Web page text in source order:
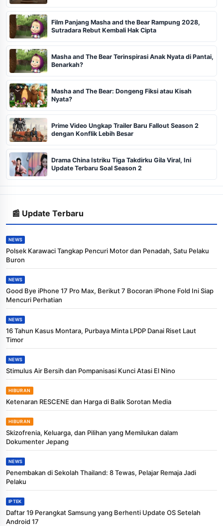
Film Panjang Masha and the Bear Rampung 2028,
Sutradara Rebut Kembali Hak Cipta
Masha and The Bear Terinspirasi Anak Nyata di Pantai,
Benarkah?
Masha and The Bear: Dongeng Fiksi atau Kisah
Nyata?
Prime Video Ungkap Trailer Baru Fallout Season 2
dengan Konflik Lebih Besar
Drama China Istriku Tiga Takdirku Gila Viral, Ini
Update Terbaru Soal Season 2
📰 Update Terbaru
NEWS
Polsek Karawaci Tangkap Pencuri Motor dan Penadah, Satu Pelaku
Buron
NEWS
Good Bye iPhone 17 Pro Max, Berikut 7 Bocoran iPhone Fold Ini Siap
Mencuri Perhatian
NEWS
16 Tahun Kasus Montara, Purbaya Minta LPDP Danai Riset Laut
Timor
NEWS
Stimulus Air Bersih dan Pompanisasi Kunci Atasi El Nino
HIBURAN
Ketenaran RESCENE dan Harga di Balik Sorotan Media
HIBURAN
Skizofrenia, Keluarga, dan Pilihan yang Memilukan dalam
Dokumenter Jepang
NEWS
Penembakan di Sekolah Thailand: 8 Tewas, Pelajar Remaja Jadi
Pelaku
IPTEK
Daftar 19 Perangkat Samsung yang Berhenti Update OS Setelah
Android 17